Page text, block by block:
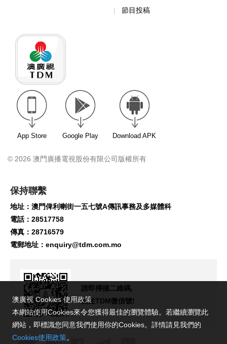
節目投稿
App Store Google Play Download APK
© 2026 澳門廣播電視股份有限公司版權所有
保持聯繫
地址：澳門俾利喇街一五七號A傳訊事務及多媒體科
電話：28517758
傳真：28716579
電郵地址： enquiry@tdm.com.mo
請即掃描二維碼,
關注TDM微信號!
澳廣視 Cookies 使用政策
本網站使用Cookies來令您獲得最佳的瀏覽體驗。若繼續瀏覽此
網站，即標識您同意我們使用你的Cookies。詳情請見我們的
Cookies使用政策。